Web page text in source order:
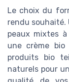
Le choix du
rendu souhaité.
peaux mixtes
une crème bio
produits bio
naturels pour